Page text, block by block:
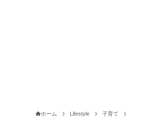
ホーム Lifestyle 子育て